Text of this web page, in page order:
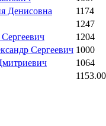
Денисовна
1174
1247
1204
Сергеевич 1000
1064
1153.00